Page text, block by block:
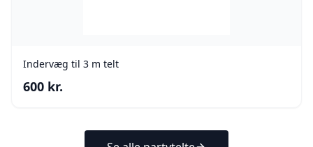
Indervæg til 3 m telt
600 kr.